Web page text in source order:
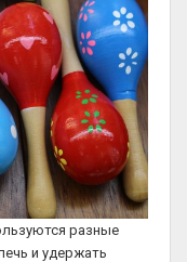
разные
и удержать